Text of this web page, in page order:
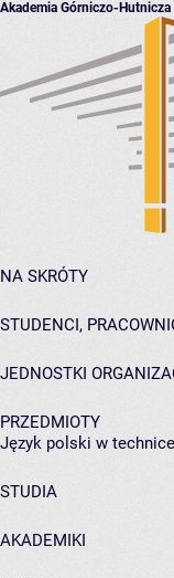
Akademia Górniczo-Hutnicza
NA SKRÓTY
STUDENCI,
JEDNOSTKI
PRZEDMIOTY
Język polski w technice
STUDIA
AKADEMIKI